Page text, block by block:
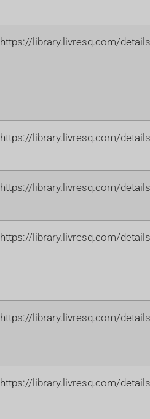
https://library.livresq.com/
https://library.livresq.com/
https://library.livresq.com/
https://library.livresq.com/
https://library.livresq.com/
https://library.livresq.com/